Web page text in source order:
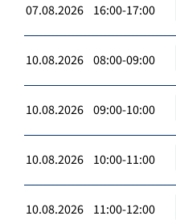
07.08.2026 16:00-17:00
10.08.2026 08:00-09:00
10.08.2026 09:00-10:00
10.08.2026 10:00-11:00
10.08.2026 11:00-12:00